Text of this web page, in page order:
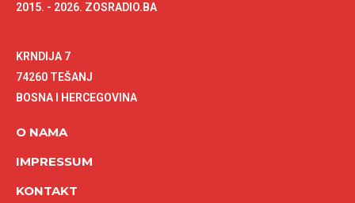
2015. - 2026. ZOSRADIO.BA
KRNDIJA 7
74260 TEŠANJ
BOSNA I HERCEGOVINA
O NAMA
IMPRESSUM
KONTAKT